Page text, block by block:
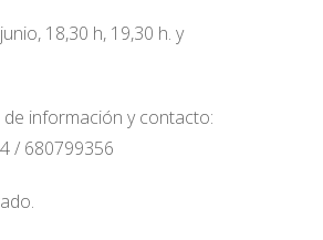
18,30 h, 19,30 h. y
información y contacto:
/ 680799356